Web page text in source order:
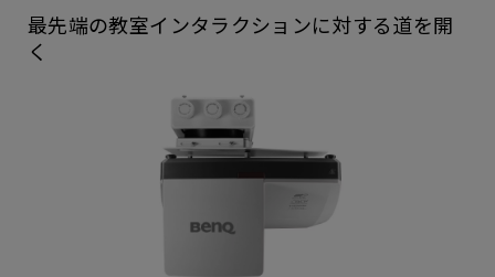
最先端の教室インタラクションに対する道を開
く